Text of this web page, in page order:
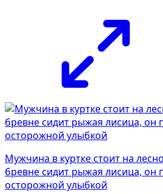
Мужчина в куртке стоит на
бревне сидит рыжая лисица, он
осторожной улыбкой